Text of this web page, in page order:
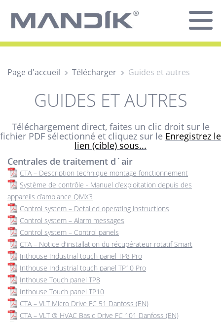
Page d'accueil Télécharger Guides et autres
GUIDES ET AUTRES
Téléchargement direct, faites un clic droit sur le
fichier PDF sélectionné et cliquez sur le Enregistrez le
lien (cible) sous...
Centrales de traitement d´air
CTA – Description technique montage fonctionnement
Système de contrôle - Manuel d’exploitation depuis des
appareils d’ambiance QMX3
Control system – Detailed operating instructions
Control system – Alarm messages
Control system – Control panels
CTA – Notice d'installation du récupérateur rotatif Smart
Inthouse Industrial touch panel TP8 Pro
Inthouse Industrial touch panel TP10 Pro
Inthouse Touch panel TP8
Inthouse Touch panel TP10
CTA – VLT Micro Drive FC 51 Danfoss (EN)
CTA – VLT ® HVAC Basic Drive FC 101 Danfoss (EN)